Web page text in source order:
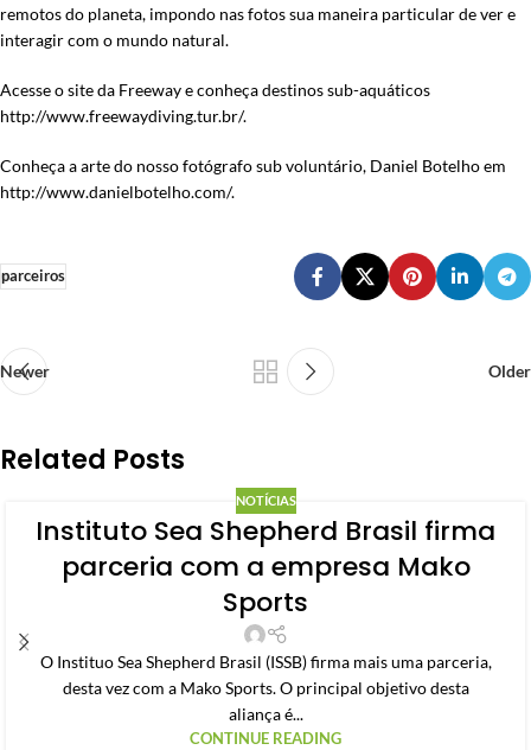
remotos do planeta, impondo nas fotos sua maneira particular de ver e
interagir com o mundo natural.
Acesse o site da Freeway e conheça destinos sub-aquáticos
http://www.freewaydiving.tur.br/.
Conheça a arte do nosso fotógrafo sub voluntário, Daniel Botelho em
http://www.danielbotelho.com/.
parceiros
Newer Older
Related Posts
NOTÍCIAS
Instituto Sea Shepherd Brasil firma
parceria com a empresa Mako
Sports
O Instituo Sea Shepherd Brasil (ISSB) firma mais uma parceria,
desta vez com a Mako Sports. O principal objetivo desta
aliança é...
CONTINUE READING